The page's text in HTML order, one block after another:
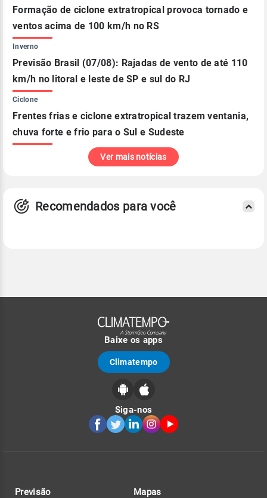
Formação de ciclone extratropical provoca tornado e
ventos acima de 100 km/h no RS
Inverno
Previsão Brasil (07/08): Rajadas de vento de até 110
km/h no litoral e leste de SP e sul do RJ
Ciclone
Frentes frias e ciclone extratropical trazem ventania,
chuva forte e frio para o Sul e Sudeste
Ver mais notícias
Recomendados para você
Baixe os apps
Climatempo
Siga-nos
Previsão Mapas